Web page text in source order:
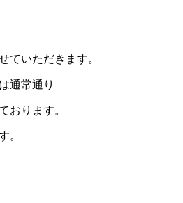
ていただきます。
通常通り
おります。
。